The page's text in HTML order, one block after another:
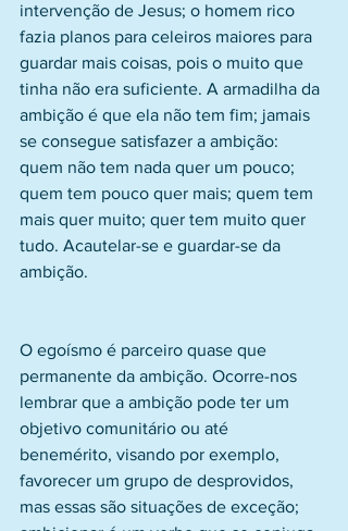
intervenção de Jesus; o homem rico
fazia planos para celeiros maiores para
guardar mais coisas, pois o muito que
tinha não era suficiente. A armadilha da
ambição é que ela não tem fim; jamais
se consegue satisfazer a ambição:
quem não tem nada quer um pouco;
quem tem pouco quer mais; quem tem
mais quer muito; quer tem muito quer
tudo. Acautelar-se e guardar-se da
ambição.
O egoísmo é parceiro quase que
permanente da ambição. Ocorre-nos
lembrar que a ambição pode ter um
objetivo comunitário ou até
benemérito, visando por exemplo,
favorecer um grupo de desprovidos,
mas essas são situações de exceção;